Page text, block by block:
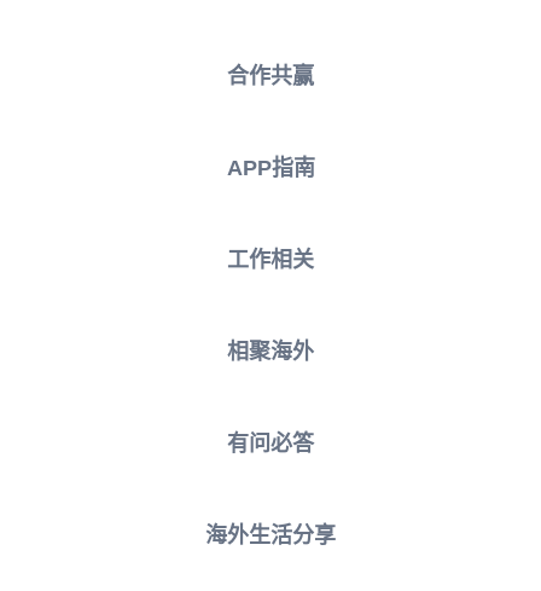
合作共赢
APP指南
工作相关
相聚海外
有问必答
海外生活分享